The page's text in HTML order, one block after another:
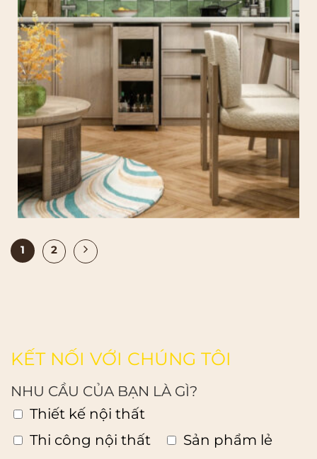
CĂN HỘ PASTEL
1 2
KẾT NỐI VỚI CHÚNG TÔI
NHU CẦU CỦA BẠN LÀ GÌ?
Thiết kế nội thất
Thi công nội thất
Sản phẩm lẻ